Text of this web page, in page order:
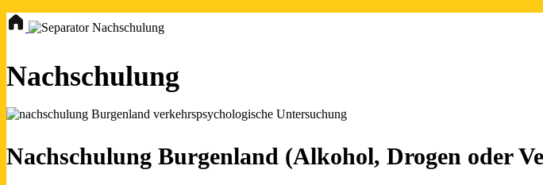
Nachschulung
Nachschulung
Nachschulung Burgenland (Alkohol, Drogen oder